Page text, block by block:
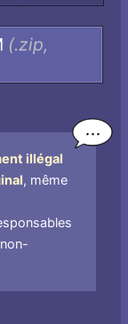
(.zip,
illégal
, même